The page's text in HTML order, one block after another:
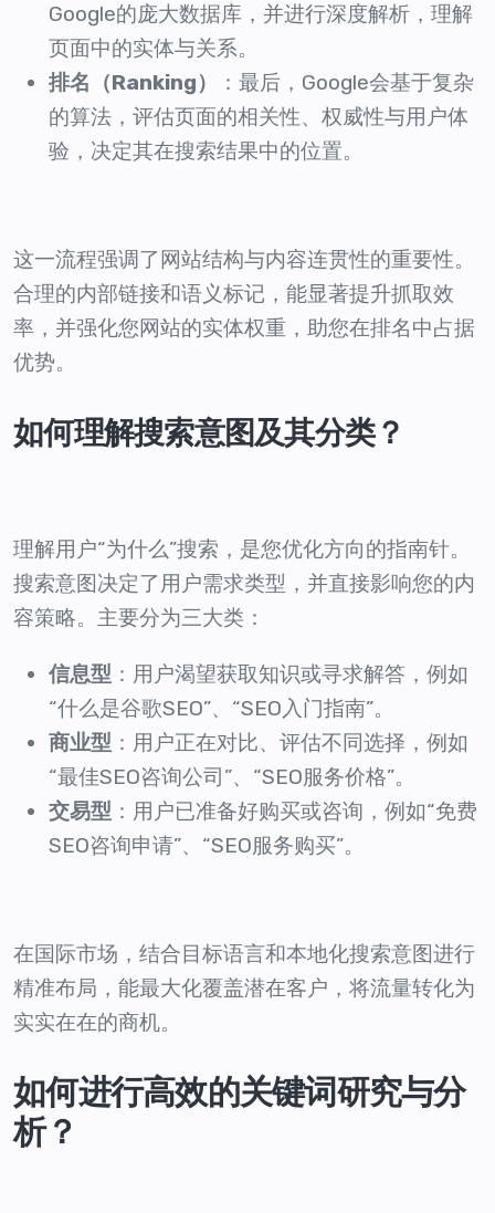
Google的庞大数据库，并进行深度解析，理解
页面中的实体与关系。
排名（Ranking）
：最后，Google会基于复杂
的算法，评估页面的相关性、权威性与用户体
验，决定其在搜索结果中的位置。
这一流程强调了网站结构与内容连贯性的重要性。
合理的内部链接和语义标记，能显著提升抓取效
率，并强化您网站的实体权重，助您在排名中占据
优势。
如何理解搜索意图及其分类？
理解用户“为什么”搜索，是您优化方向的指南针。
搜索意图决定了用户需求类型，并直接影响您的内
容策略。主要分为三大类：
信息型 ：用户渴望获取知识或寻求解答，例如
“什么是谷歌SEO”、“SEO入门指南”。
商业型 ：用户正在对比、评估不同选择，例如
“最佳SEO咨询公司”、“SEO服务价格”。
交易型 ：用户已准备好购买或咨询，例如“免费
SEO咨询申请”、“SEO服务购买”。
在国际市场，结合目标语言和本地化搜索意图进行
精准布局，能最大化覆盖潜在客户，将流量转化为
实实在在的商机。
如何进行高效的关键词研究与分
析？